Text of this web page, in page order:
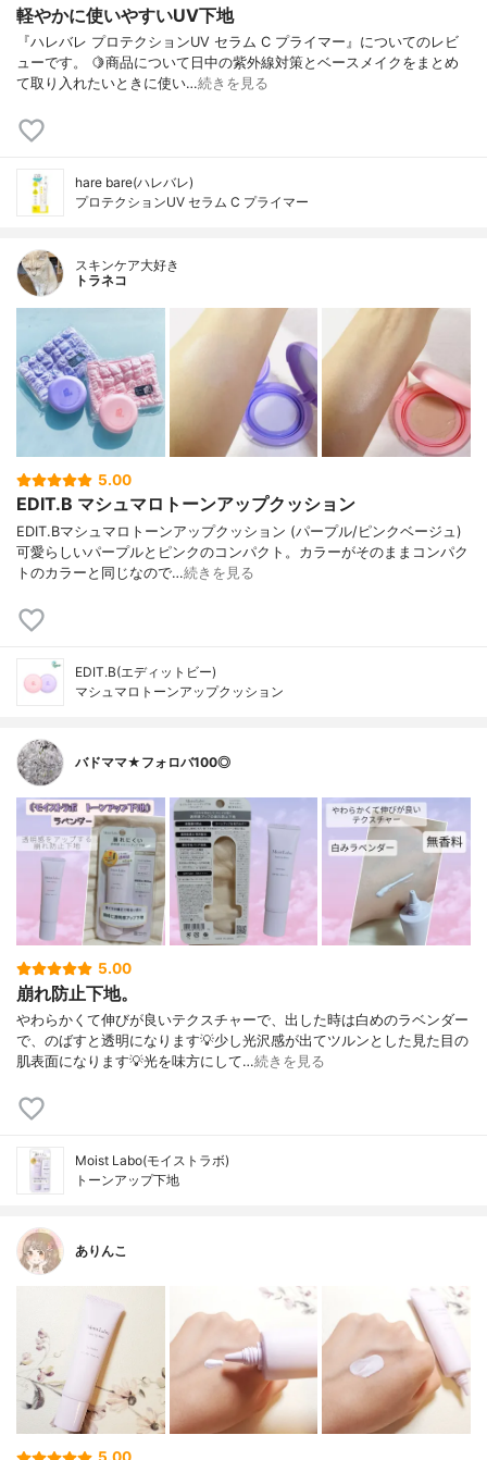
軽やかに使いやすいUV下地
『ハレバレ プロテクションUV セラム C プライマー』についてのレビ
ューです。 🍋商品について日中の紫外線対策とベースメイクをまとめ
て取り入れたいときに使い…続きを見る
hare bare(ハレバレ)
プロテクションUV セラム C プライマー
スキンケア大好き
トラネコ
5.00
EDIT.B マシュマロトーンアップクッション
EDIT.Bマシュマロトーンアップクッション (パープル/ピンクベージュ)
可愛らしいパープルとピンクのコンパクト。カラーがそのままコンパク
トのカラーと同じなので…続きを見る
EDIT.B(エディットビー)
マシュマロトーンアップクッション
バドママ★フォロバ100◎
5.00
崩れ防止下地。
やわらかくて伸びが良いテクスチャーで、出した時は白めのラベンダー
で、のばすと透明になります💡少し光沢感が出てツルンとした見た目の
肌表面になります💡光を味方にして…続きを見る
Moist Labo(モイストラボ)
トーンアップ下地
ありんこ